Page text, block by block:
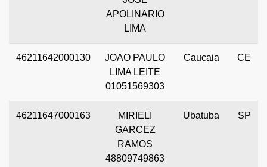
APOLINARIO
LIMA
46211642000130
JOAO PAULO
LIMA LEITE
01051569303
Caucaia CE
46211647000163
MIRIELI
GARCEZ
RAMOS
48809749863
Ubatuba SP